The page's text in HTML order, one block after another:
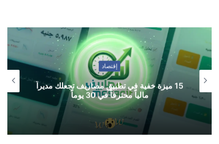
إقتصاد
15 ميزة خفية في تطبيق مصاريف تجعلك مديراً
مالياً محترفاً في 30 يوماً